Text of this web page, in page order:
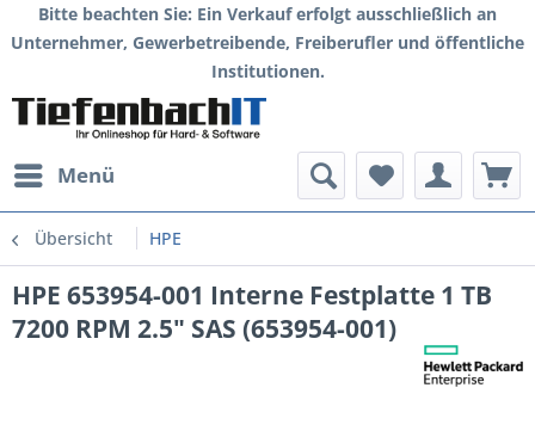
Bitte beachten Sie: Ein Verkauf erfolgt ausschließlich an
Unternehmer, Gewerbetreibende, Freiberufler und öffentliche
Institutionen.
Menü
Übersicht HPE
HPE 653954-001 Interne Festplatte 1 TB
7200 RPM 2.5" SAS (653954-001)